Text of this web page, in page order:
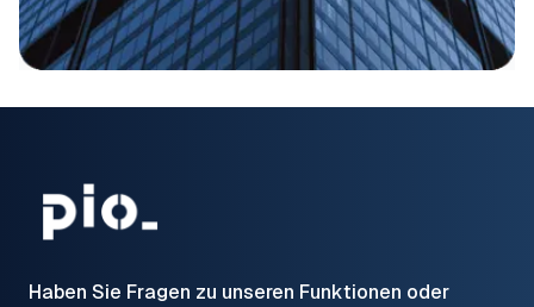
Haben Sie Fragen zu unseren Funktionen oder